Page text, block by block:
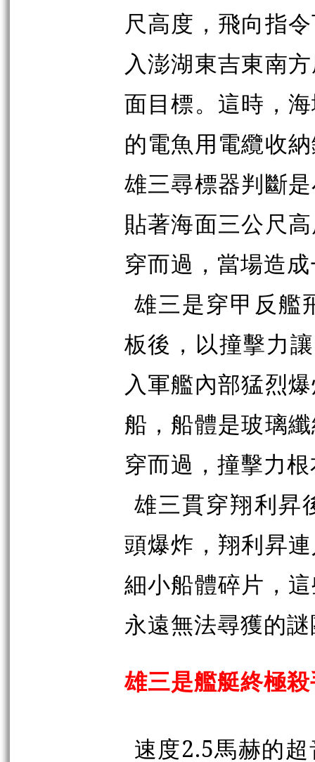
尺高度，飛向指
入澎湖東吉東南
面目標。這時，
的電魚用電纜收
雄三尋標器判斷
貼著海面三公尺
穿而過，當場造
雄三是穿甲反艦
板後，以撞擊力
入軍艦內部猛烈
船，船體是玻璃
穿而過，撞擊力
雄三貫穿翔利昇
頭爆炸，翔利昇
細小船體碎片，
永遠無法尋獲的
雄三是艦艇終極
速度2.5馬赫的